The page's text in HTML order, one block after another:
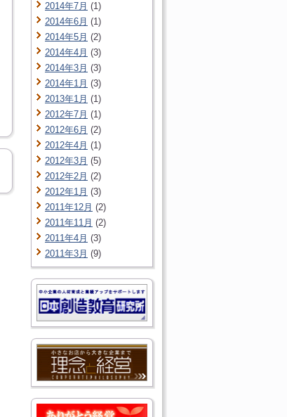
2014年7月 (1)
2014年6月 (1)
2014年5月 (2)
2014年4月 (3)
2014年3月 (3)
2014年1月 (3)
2013年1月 (1)
2012年7月 (1)
2012年6月 (2)
2012年4月 (1)
2012年3月 (5)
2012年2月 (2)
2012年1月 (3)
2011年12月 (2)
2011年11月 (2)
2011年4月 (3)
2011年3月 (9)